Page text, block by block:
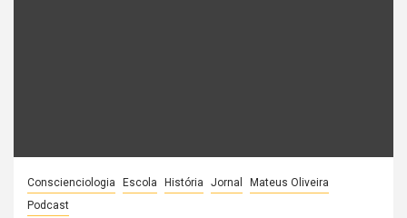
Conscienciologia Escola História Jornal
Mateus Oliveira
Podcast